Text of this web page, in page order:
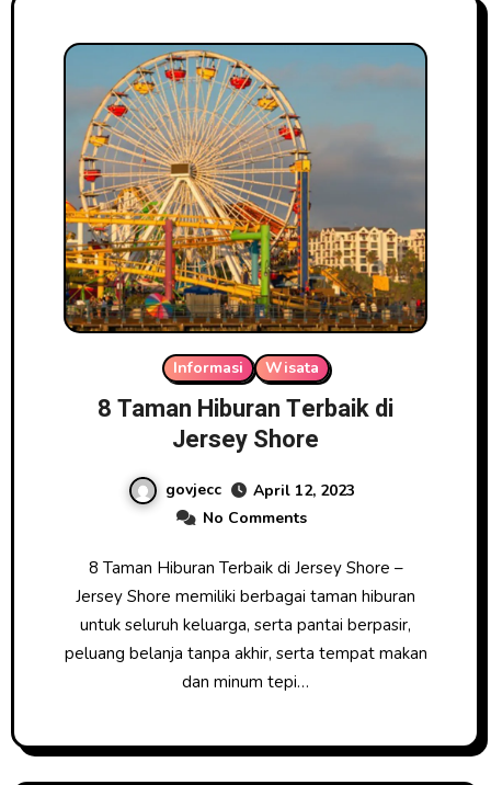
Informasi Wisata
8 Taman Hiburan Terbaik di
Jersey Shore
govjecc
April 12, 2023
No Comments
8 Taman Hiburan Terbaik di Jersey Shore –
Jersey Shore memiliki berbagai taman hiburan
untuk seluruh keluarga, serta pantai berpasir,
peluang belanja tanpa akhir, serta tempat makan
dan minum tepi…